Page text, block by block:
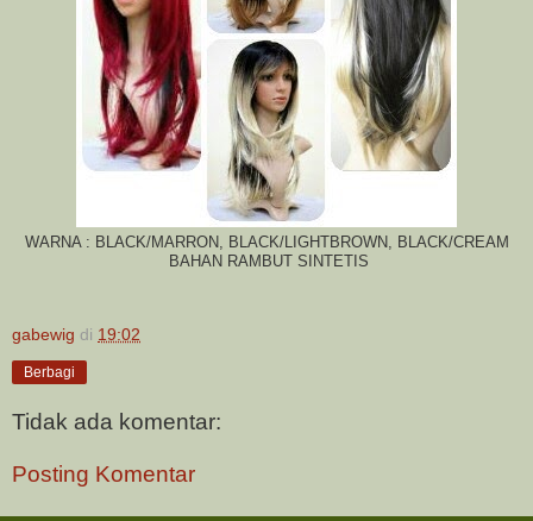
WARNA : BLACK/MARRON, BLACK/LIGHTBROWN, BLACK/CREAM
BAHAN RAMBUT SINTETIS
gabewig di 19:02
Berbagi
Tidak ada komentar:
Posting Komentar